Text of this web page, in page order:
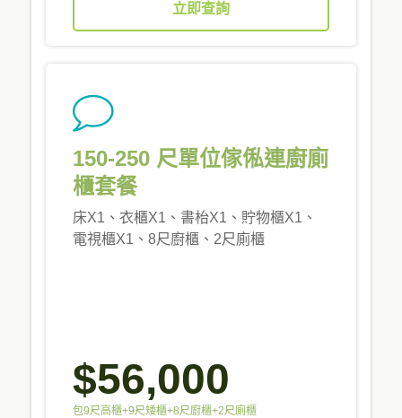
立即查詢
150-250 尺單位傢俬連廚廁
櫃套餐
床X1、衣櫃X1、書枱X1、貯物櫃X1、
電視櫃X1、8尺廚櫃、2尺廁櫃
$56,000
包9尺高櫃+9尺矮櫃+8尺廚櫃+2尺廁櫃